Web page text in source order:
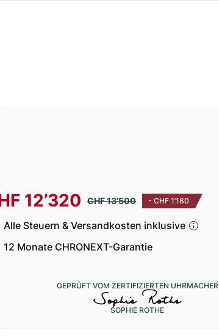
12’320 CHF 13’500 - CHF 1’180
Alle Steuern & Versandkosten inklusive
12 Monate CHRONEXT-Garantie
GEPRÜFT VOM ZERTIFIZIERTEN UHRMACHER
SOPHIE ROTHE